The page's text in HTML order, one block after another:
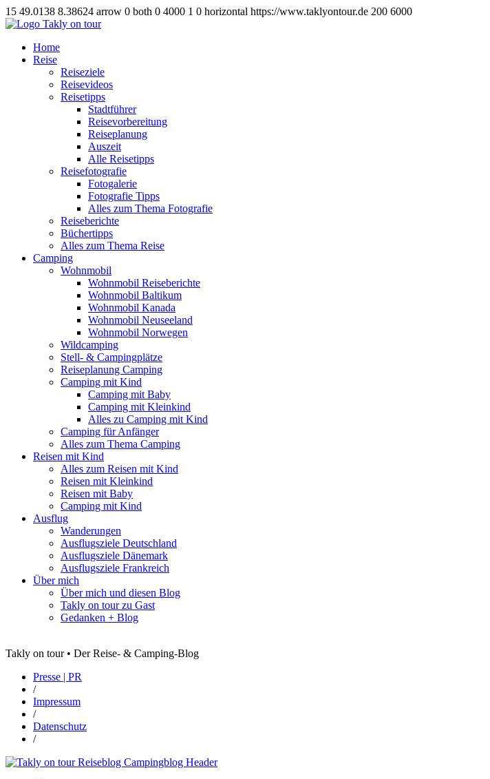
15 49.0138 8.38624 arrow 0 both 0 4000 1 0 horizontal https://www.taklyontour.de 200 6000
Home
Reise
Reiseziele
Reisevideos
Reisetipps
Stadtführer
Reisevorbereitung
Reiseplanung
Auszeit
Alle Reisetipps
Reisefotografie
Fotogalerie
Fotografie Tipps
Alles zum Thema Fotografie
Reiseberichte
Büchertipps
Alles zum Thema Reise
Camping
Wohnmobil
Wohnmobil Reiseberichte
Wohnmobil Baltikum
Wohnmobil Kanada
Wohnmobil Neuseeland
Wohnmobil Norwegen
Wildcamping
Stell- & Campingplätze
Reiseplanung Camping
Camping mit Kind
Camping mit Baby
Camping mit Kleinkind
Alles zu Camping mit Kind
Camping für Anfänger
Alles zum Thema Camping
Reisen mit Kind
Alles zum Reisen mit Kind
Reisen mit Kleinkind
Reisen mit Baby
Camping mit Kind
Ausflug
Wanderungen
Ausflugsziele Deutschland
Ausflugsziele Dänemark
Ausflugsziele Frankreich
Über mich
Über mich und diesen Blog
Takly on tour zu Gast
Gedanken + Blog
Takly on tour • Der Reise- & Camping-Blog
Presse | PR
/
Impressum
/
Datenschutz
/